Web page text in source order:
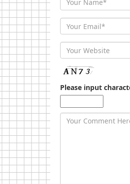
Email
Website
Please input